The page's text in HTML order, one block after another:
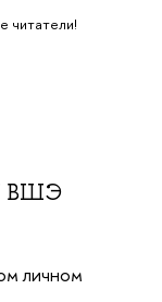
читатели!
ВШЭ
личном